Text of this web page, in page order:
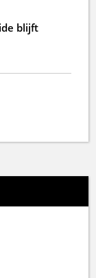
blijft